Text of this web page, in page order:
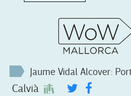
Jaume Vidal Alcover:
Calvià